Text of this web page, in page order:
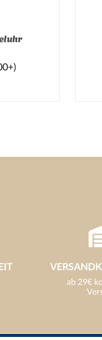
0 von 5 Sternen
ab 29€